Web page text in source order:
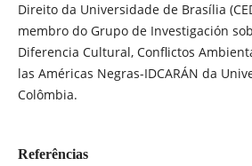
Direito da Universidade de Brasília
membro do Grupo de Investigación
Diferencia Cultural, Conflictos
las Américas Negras-IDCARÁN da
Colômbia.
Referências